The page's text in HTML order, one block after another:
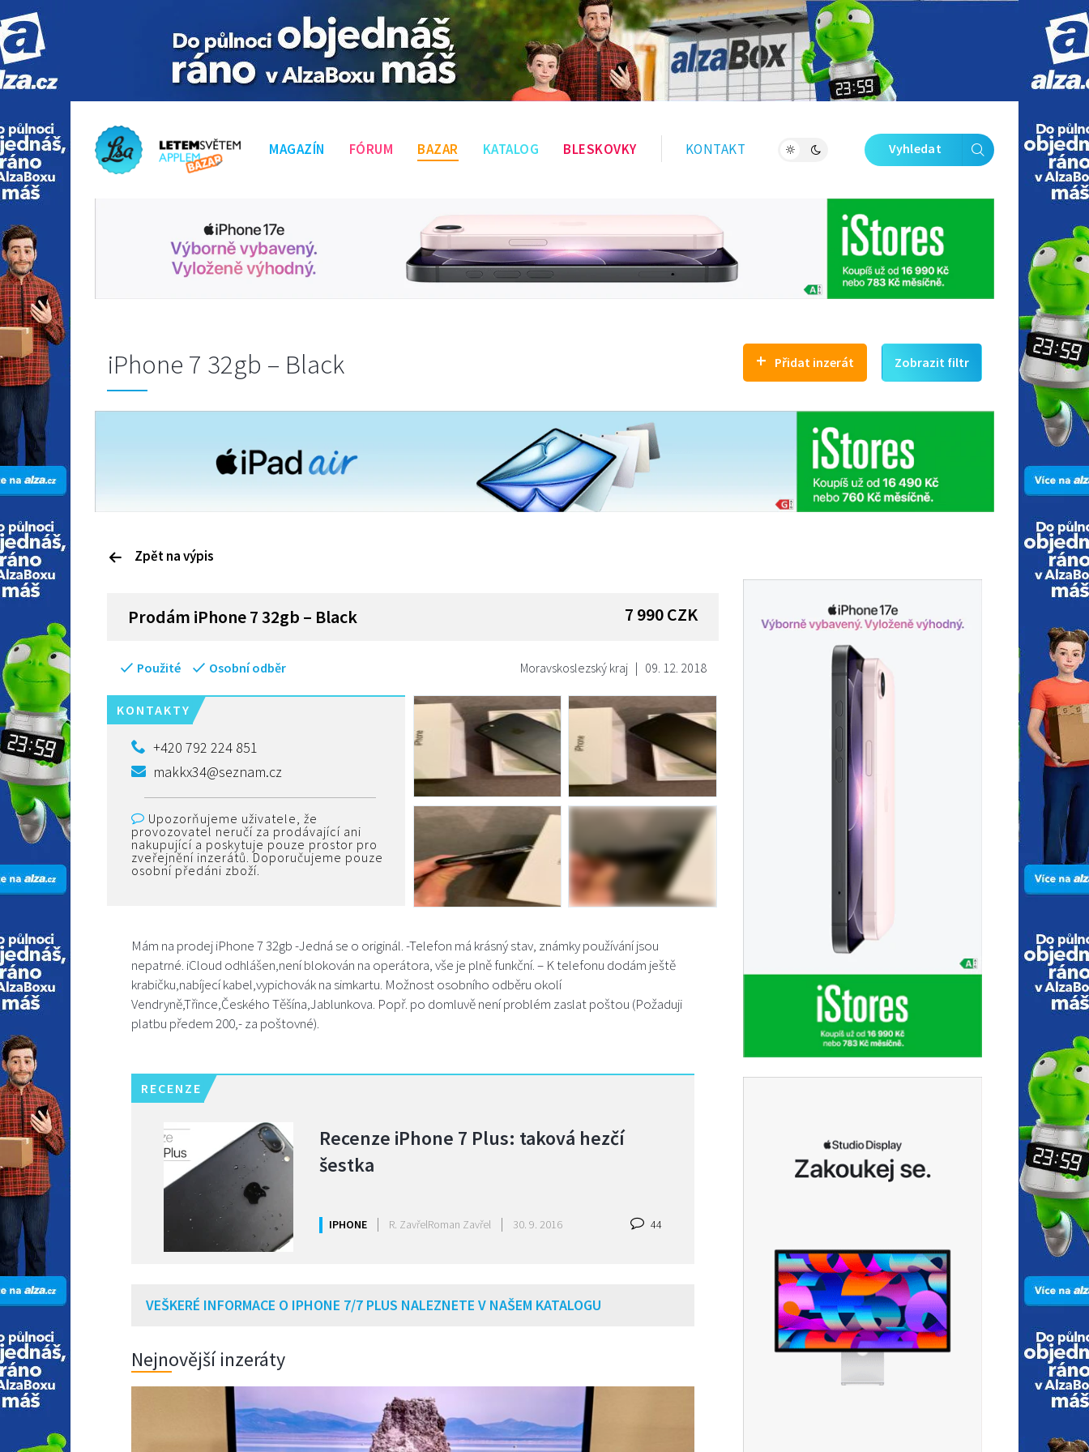
MAGAZÍN FÓRUM BAZAR KATALOG BLESKOVKY KONTAKT Vyhledat
iPhone 7 32gb – Black + Přidat inzerát Zobrazit filtr
Zpět na výpis
Prodám iPhone 7 32gb – Black 7 990CZK
Moravskoslezský kraj | 09. 12. 2018
Použité Osobní odběr
KONTAKTY
+420 792 224 851
makkx34@seznam.cz
Upozorňujeme uživatele, že
provozovatel neručí za prodávající ani
nakupující a poskytuje pouze prostor pro
zveřejnění inzerátů. Doporučujeme pouze
osobní předáni zboží.
Mám na prodej iPhone 7 32gb -Jedná se o originál. -Telefon má krásný stav, známky používání jsou
nepatrné. iCloud odhlášen,není blokován na operátora, vše je plně funkční. – K telefonu dodám ještě
krabičku,nabíjecí kabel,vypichovák na simkartu. Možnost osobního odběru okolí
Vendryně,Třince,Českého Těšína,Jablunkova. Popř. po domluvě není problém zaslat poštou (Požaduji
platbu předem 200,- za poštovné).
RECENZE
Recenze iPhone 7 Plus: taková hezčí
šestka
IPHONE R. ZavřelRoman Zavřel 30. 9. 2016 44
VEŠKERÉ INFORMACE O IPHONE 7/7 PLUS NALEZNETE V NAŠEM KATALOGU
Nejnovější inzeráty
Zavřít galerii